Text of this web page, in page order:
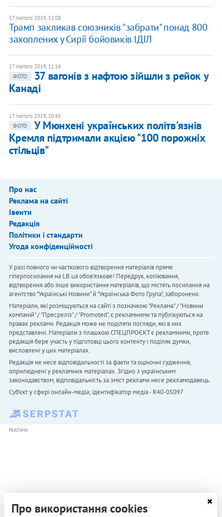
17 лютого 2019, 12:08
Трамп закликав союзників "забрати" понад 800
захоплених у Сирії бойовиків ІДІЛ
17 лютого 2019, 11:16
ФОТО
37 вагонів з нафтою зійшли з рейок у
Канаді
17 лютого 2019, 10:45
ФОТО
У Мюнхені українських політв'язнів
Кремля підтримали акцією "100 порожніх
стільців"
Про нас
Реклама на сайті
Івенти
Редакція
Політики і стандарти
Угода конфіденційності
У разі повного чи часткового відтворення матеріалів пряме
гіперпосилання на LB.ua обов'язкове! Передрук, копіювання,
відтворення або інше використання матеріалів, що містять посилання на
агентство "Українськi Новини" й "Українська Фото Група", заборонено.
Матеріали, які розміщуються на сайті з позначкою "Реклама" / "Новини
компаній" / "Пресреліз" / "Promoted", є рекламними та публікуються на
правах реклами. Редакція може не поділяти погляди, які в них
представлені. Матеріали з плашкою СПЕЦПРОЄКТ є рекламними, проте
редакція бере участь у підготовці цього контенту і поділяє думки,
висловлені у цих матеріалах.
Редакція не несе відповідальності за факти та оціночні судження,
оприлюднені у рекламних матеріалах. Згідно з українським
законодавством, відповідальність за зміст реклами несе рекламодавець.
Cуб'єкт у сфері онлайн-медіа; ідентифікатор медіа - R40-05097
РЕКЛАМА
Про використання cookies